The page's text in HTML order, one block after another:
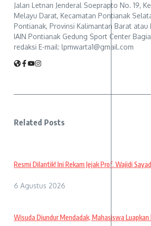
Jalan Letnan Jenderal Soeprapto No. 19,
Melayu Darat, Kecamatan Pontianak
Pontianak, Provinsi Kalimantan Barat atau
IAIN Pontianak Gedung Sport Center
redaksi E-mail: lpmwarta1@gmail.com
Related Posts
Resmi Dilantik! Ini Rekam Jejak Prof. Wajidi
6 Agustus 2026
Wisuda Diundur Mendadak, Mahasiswa Luapkan